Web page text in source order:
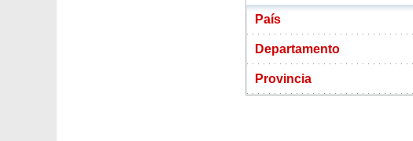
País
Departamento
Provincia